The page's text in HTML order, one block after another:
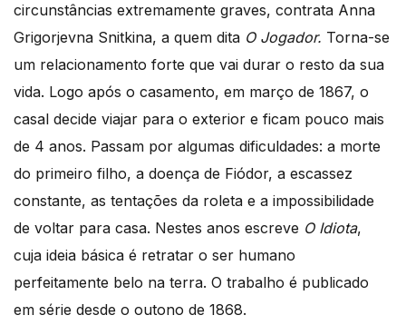
circunstâncias extremamente graves, contrata Anna
Grigorjevna Snitkina, a quem dita O Jogador. Torna-se
um relacionamento forte que vai durar o resto da sua
vida. Logo após o casamento, em março de 1867, o
casal decide viajar para o exterior e ficam pouco mais
de 4 anos. Passam por algumas dificuldades: a morte
do primeiro filho, a doença de Fiódor, a escassez
constante, as tentações da roleta e a impossibilidade
de voltar para casa. Nestes anos escreve O Idiota,
cuja ideia básica é retratar o ser humano
perfeitamente belo na terra. O trabalho é publicado
em série desde o outono de 1868.